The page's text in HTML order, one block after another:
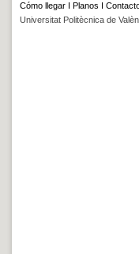
Cómo llegar I Planos I
Universitat Politècnica de